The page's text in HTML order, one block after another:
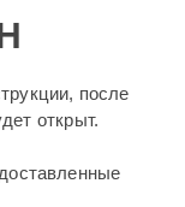
после
открыт.